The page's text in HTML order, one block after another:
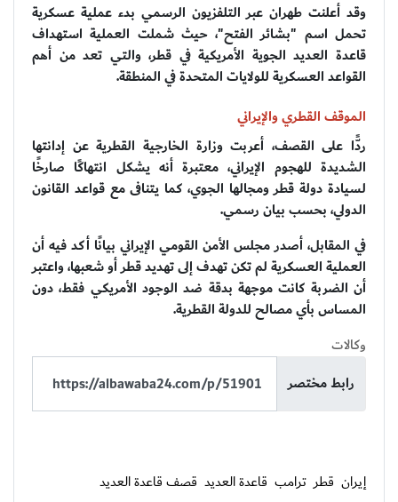
وقد أعلنت طهران عبر التلفزيون الرسمي بدء عملية عسكرية
تحمل اسم "بشائر الفتح"، حيث شملت العملية استهداف
قاعدة العديد الجوية الأمريكية في قطر، والتي تعد من أهم
القواعد العسكرية للولايات المتحدة في المنطقة.
الموقف القطري والإيراني
ردًّا على القصف، أعربت وزارة الخارجية القطرية عن إدانتها
الشديدة للهجوم الإيراني، معتبرة أنه يشكل انتهاكًا صارخًا
لسيادة دولة قطر ومجالها الجوي، كما يتنافى مع قواعد القانون
الدولي، بحسب بيان رسمي.
في المقابل، أصدر مجلس الأمن القومي الإيراني بيانًا أكد فيه أن
العملية العسكرية لم تكن تهدف إلى تهديد قطر أو شعبها، واعتبر
أن الضربة كانت موجهة بدقة ضد الوجود الأمريكي فقط، دون
المساس بأي مصالح للدولة القطرية.
وكالات
رابط مختصر
إيران قطر ترامب قاعدة العديد قصف قاعدة العديد